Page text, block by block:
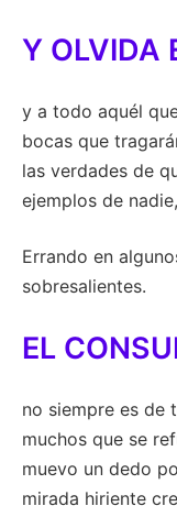
Y OLVIDA
y a todo aquél
bocas que
las verdades de
ejemplos de
Errando en
sobresalientes.
EL
no siempre es de
muchos que se
muevo un dedo
mirada hiriente